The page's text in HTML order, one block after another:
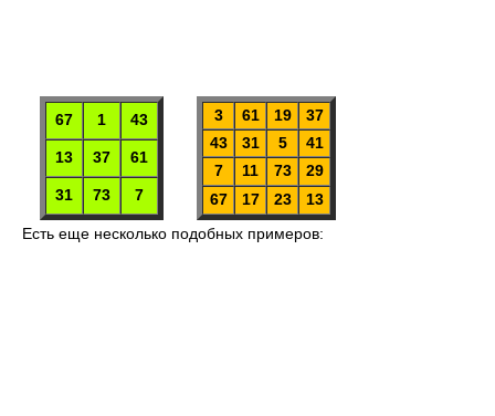
67 1 43
13 37 61
31 73 7
3 61 19
37
43
31 5
41
7
11 73
29
67
17 23
13
Есть еще несколько подобных примеров: